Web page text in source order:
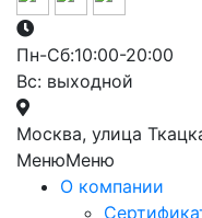
Пн-Сб:10:00-20:00
Вс: выходной
Москва, улица
МенюМеню
О компании